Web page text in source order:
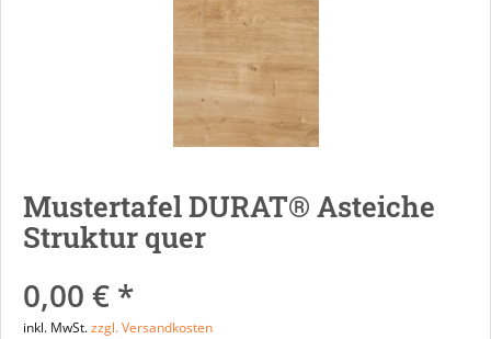
Mustertafel DURAT® Asteiche
Struktur quer
0,00 € *
inkl. MwSt.zzgl. Versandkosten